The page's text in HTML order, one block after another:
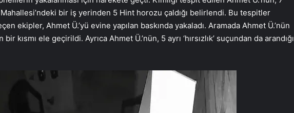
Mahallesi’ndeki bir iş yerinden 5 Hint horozu çaldığı belirlendi. Bu tespitler
ekipler, Ahmet Ü.’yü evine yapılan baskında yakaladı. Aramada Ahmet Ü.’nün
kısmı ele geçirildi. Ayrıca Ahmet Ü.’nün, 5 ayrı ‘hırsızlık’ suçundan da arandığı